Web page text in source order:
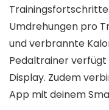
Trainingsfortschritte
Umdrehungen pro
und verbrannte
Pedaltrainer
Display. Zudem
App mit deinem